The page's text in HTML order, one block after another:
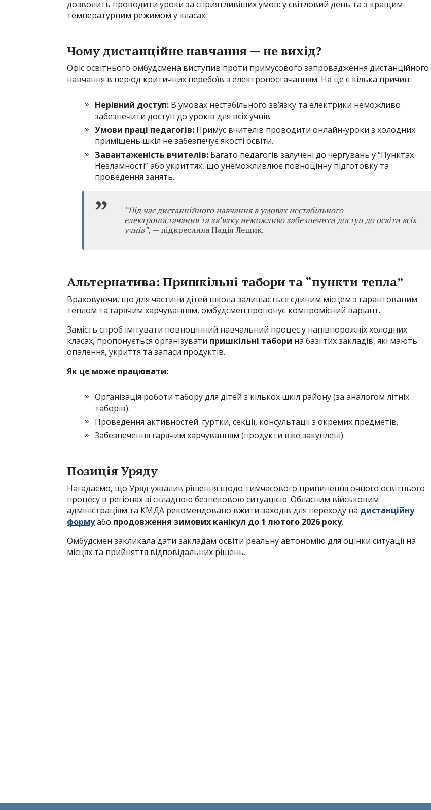
дозволить проводити уроки за сприятливіших умов: у світловий день та з кращим
температурним режимом у класах.
Чому дистанційне навчання — не вихід?
Офіс освітнього омбудсмена виступив проти примусового запровадження дистанційного
навчання в період критичних перебоїв з електропостачанням. На це є кілька причин:
Нерівний доступ: В умовах нестабільного зв’язку та електрики неможливо
забезпечити доступ до уроків для всіх учнів.
Умови праці педагогів: Примус вчителів проводити онлайн-уроки з холодних
приміщень шкіл не забезпечує якості освіти.
Завантаженість вчителів: Багато педагогів залучені до чергувань у “Пунктах
Незламності” або укриттях, що унеможливлює повноцінну підготовку та
проведення занять.
“Під час дистанційного навчання в умовах нестабільного
електропостачання та зв’язку неможливо забезпечити доступ до освіти всіх
учнів”, — підкреслила Надія Лещик.
Альтернатива: Пришкільні табори та “пункти тепла”
Враховуючи, що для частини дітей школа залишається єдиним місцем з гарантованим
теплом та гарячим харчуванням, омбудсмен пропонує компромісний варіант.
Замість спроб імітувати повноцінний навчальний процес у напівпорожніх холодних
класах, пропонується організувати пришкільні табори на базі тих закладів, які мають
опалення, укриття та запаси продуктів.
Як це може працювати:
Організація роботи табору для дітей з кількох шкіл району (за аналогом літніх
таборів).
Проведення активностей: гуртки, секції, консультації з окремих предметів.
Забезпечення гарячим харчуванням (продукти вже закуплені).
Позиція Уряду
Нагадаємо, що Уряд ухвалив рішення щодо тимчасового припинення очного освітнього
процесу в регіонах зі складною безпековою ситуацією. Обласним військовим
адміністраціям та КМДА рекомендовано вжити заходів для переходу на дистанційну
формуабо продовження зимових канікул до 1 лютого 2026 року.
Омбудсмен закликала дати закладам освіти реальну автономію для оцінки ситуації на
місцях та прийняття відповідальних рішень.